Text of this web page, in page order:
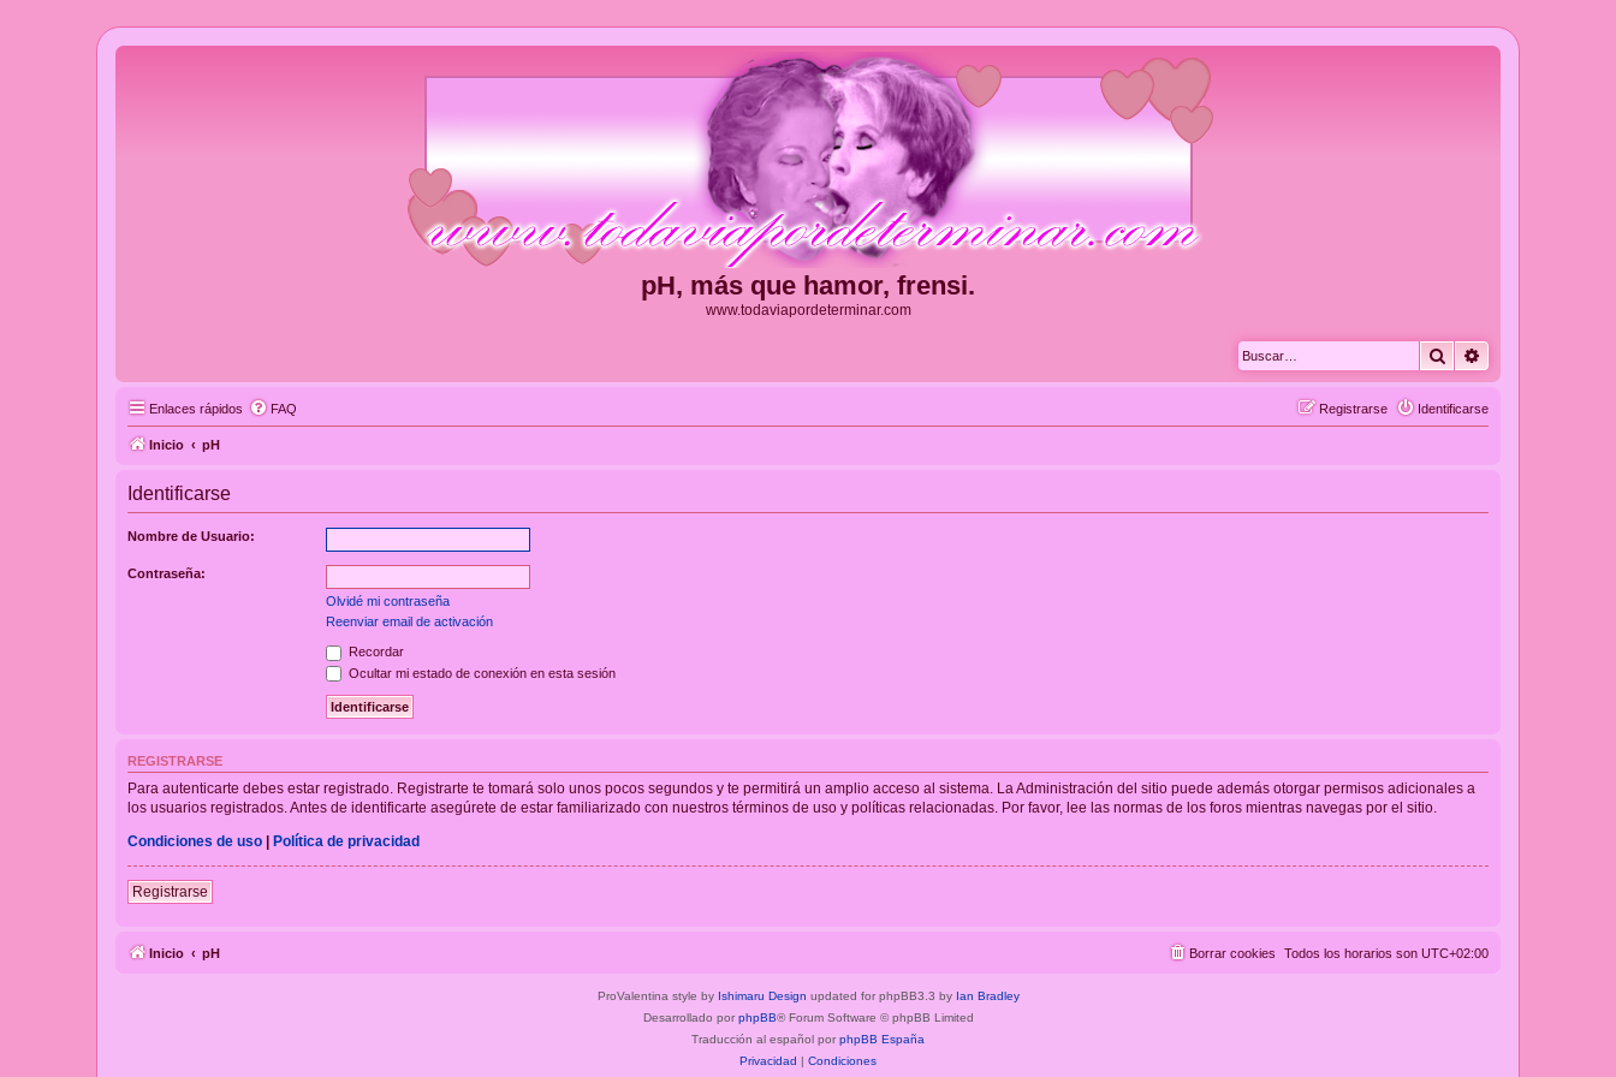
pH, más que hamor, frensi.
www.todaviapordeterminar.com
Buscar
Enlaces rápidos FAQ Identificarse
Registrarse
Inicio pH
Identificarse
Nombre de Usuario:
Contraseña:
Olvidé mi contraseña
Reenviar email de activación
Recordar
Ocultar mi estado de conexión en esta sesión
REGISTRARSE
Para autenticarte debes estar registrado. Registrarte te tomará solo unos pocos segundos y te permitirá un amplio acceso al sistema. La Administración del sitio puede además otorgar permisos adicionales a
los usuarios registrados. Antes de identificarte asegúrete de estar familiarizado con nuestros términos de uso y políticas relacionadas. Por favor, lee las normas de los foros mientras navegas por el sitio.
Condiciones de uso | Política de privacidad
Registrarse
Inicio pH Todos los horarios son UTC+02:00
Borrar cookies
ProValentina style by Ishimaru Design updated for phpBB3.3 by Ian Bradley
Desarrollado por phpBB® Forum Software © phpBB Limited
Traducción al español por phpBB España
Privacidad | Condiciones